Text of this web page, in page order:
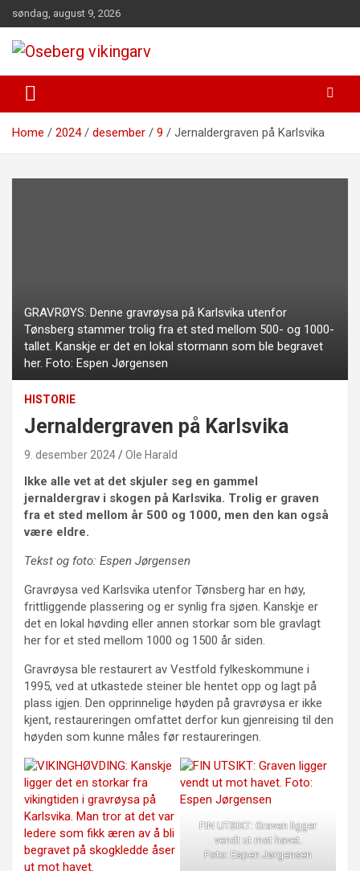
to
content
søndag, august 9, 2026
Oseberg vikingarv
Home 2024 desember 9 Jernaldergraven på Karlsvika
GRAVRØYS: Denne gravrøysa på Karlsvika utenfor
Tønsberg stammer trolig fra et sted mellom 500- og 1000-
tallet. Kanskje er det en lokal stormann som ble begravet
her. Foto: Espen Jørgensen
HISTORIE
Jernaldergraven på Karlsvika
9. desember 2024 Ole Harald
Ikke alle vet at det skjuler seg en gammel
jernaldergrav i skogen på Karlsvika. Trolig er graven
fra et sted mellom år 500 og 1000, men den kan også
være eldre.
Tekst og foto: Espen Jørgensen
Gravrøysa ved Karlsvika utenfor Tønsberg har en høy,
frittliggende plassering og er synlig fra sjøen. Kanskje er
det en lokal høvding eller annen storkar som ble gravlagt
her for et sted mellom 1000 og 1500 år siden.
Gravrøysa ble restaurert av Vestfold fylkeskommune i
1995, ved at utkastede steiner ble hentet opp og lagt på
plass igjen. Den opprinnelige høyden på gravrøysa er ikke
kjent, restaureringen omfattet derfor kun gjenreising til den
høyden som kunne måles før restaureringen.
FIN UTSIKT: Graven ligger
vendt ut mot havet.
Foto: Espen Jørgensen